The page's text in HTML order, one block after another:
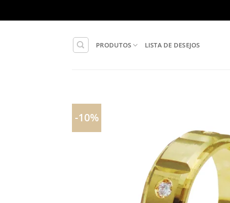
PRODUTOS LISTA DE DESEJOS
-10%